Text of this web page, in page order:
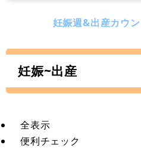
妊娠週&出産カウ
妊娠~出産
全表示
便利チェック